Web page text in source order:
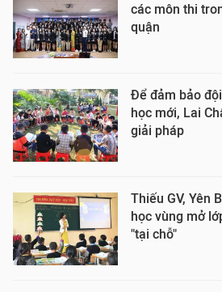
các môn thi
quận
Để đảm bảo
học mới, Lai
giải pháp
Thiếu GV, Yên
học vùng mở
"tại chỗ"